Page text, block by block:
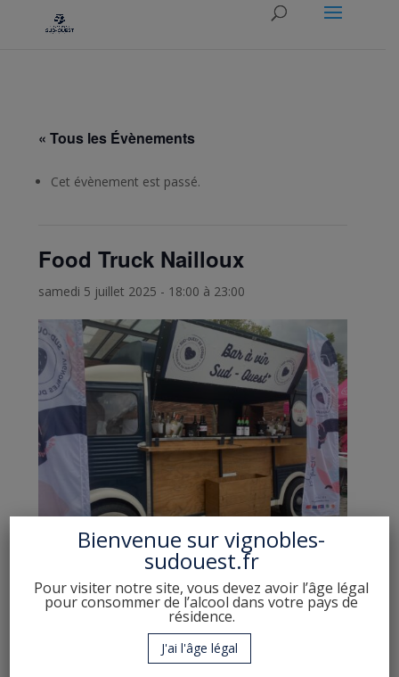
« Tous les Évènements
Cet évènement est passé.
Food Truck Nailloux
samedi 5 juillet 2025 - 18:00 à 23:00
Food Truck et espace Sud-ouest de Cœur.
Bienvenue survignobles-
sudouest.fr
Pour visiter notre site, vous devez avoir l’âge légal
pour consommer de l’alcool dans votre pays de
résidence.
J'ai l'âge légal